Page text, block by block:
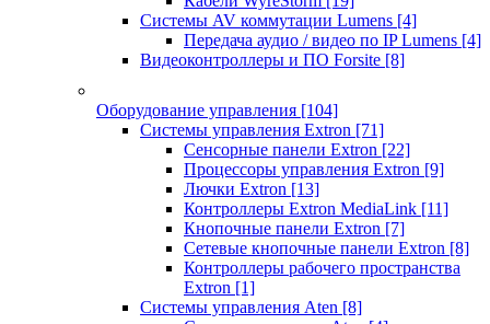
Системы AV коммутации Lumens [4]
Передача аудио / видео по IP Lumens [4]
Видеоконтроллеры и ПО Forsite [8]
Оборудование управления [104]
Системы управления Extron [71]
Сенсорные панели Extron [22]
Процессоры управления Extron [9]
Лючки Extron [13]
Контроллеры Extron MediaLink [11]
Кнопочные панели Extron [7]
Сетевые кнопочные панели Extron [8]
Контроллеры рабочего пространства
Extron [1]
Системы управления Aten [8]